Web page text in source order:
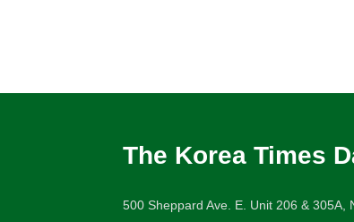
The Korea Times
500 Sheppard Ave. E. Unit 206 & 305A,